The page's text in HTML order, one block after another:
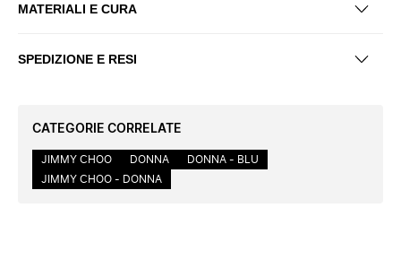
MATERIALI E CURA
SPEDIZIONE E RESI
CATEGORIE CORRELATE
JIMMY CHOO DONNA
DONNA - BLU
JIMMY CHOO - DONNA